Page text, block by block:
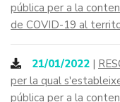
pública per a la
de COVID-19 al
21/01/2022 |
per la qual
pública per a la